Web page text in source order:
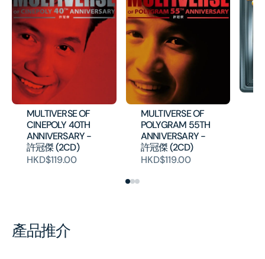
MULTIVERSE OF
CINEPOLY 40TH
ANNIVERSARY -
許冠傑 (2CD)
HKD$119.00
MULTIVERSE OF
POLYGRAM 55TH
ANNIVERSARY -
許冠傑 (2CD)
HKD$119.00
產品推介